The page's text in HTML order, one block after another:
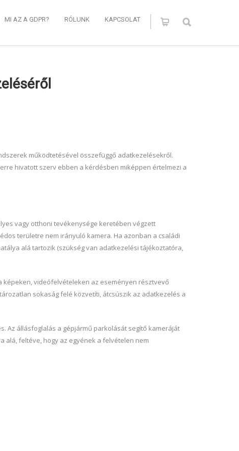
MI AZ A GDPR? RÓLUNK KAPCSOLAT
működtetésével összefüggő adatkezelésekről.
hivatott szerv ebben a kérdésben miképpen értelmezi a
vagy otthoni tevékenysége keretében végzett
területre nem irányuló kamera. Ha azonban a családi
alá tartozik (szükség van adatkezelési tájékoztatóra,
videófelvételeken az eseményen résztvevő
sokaság felé közvetíti, átcsúszik az adatkezelés a
Az állásfoglalás a gépjármű parkolását segítő kameráját
alá, feltéve, hogy az egyének a felvételen nem